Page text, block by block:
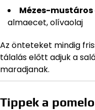
Mézes-
almaecet, olívaolaj
Az önteteket mindig
tálalás előtt adjuk a
maradjanak.
Tippek a